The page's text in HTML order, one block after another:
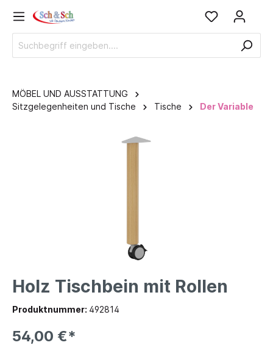
MÖBEL UND AUSSTATTUNG
Sitzgelegenheiten und Tische
Tische Der Variable
Holz Tischbein mit Rollen
Produktnummer: 492814
54,00 €*